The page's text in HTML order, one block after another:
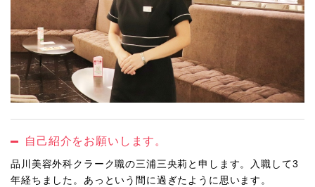
自己紹介をお願いします。
品川美容外科クラーク職の三浦三央莉と申します。入職して3
年経ちました。あっという間に過ぎたように思います。